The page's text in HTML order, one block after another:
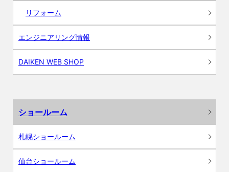
リフォーム
エンジニアリング情報
DAIKEN WEB SHOP
ショールーム
札幌ショールーム
仙台ショールーム